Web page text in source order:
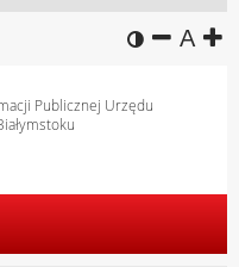
wersja
A
Publicznej Urzędu